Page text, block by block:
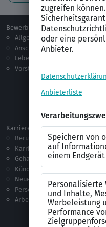
Bewerben
Allgemeines
Anschreiben
Lebenslauf
Vorstellungsgespräch
Karriere
Berufseinstieg
Karriere machen
Gehalt
Kündigung
Neue Arbeitswelt
Personalführung
Arbeitsrecht